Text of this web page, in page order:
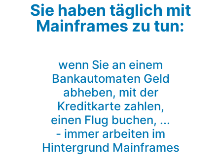
Sie haben täglich mit
Mainframes zu tun:
wenn Sie an einem
Bankautomaten Geld
abheben, mit der
Kreditkarte zahlen,
einen Flug buchen, ...
- immer arbeiten im
Hintergrund Mainframes